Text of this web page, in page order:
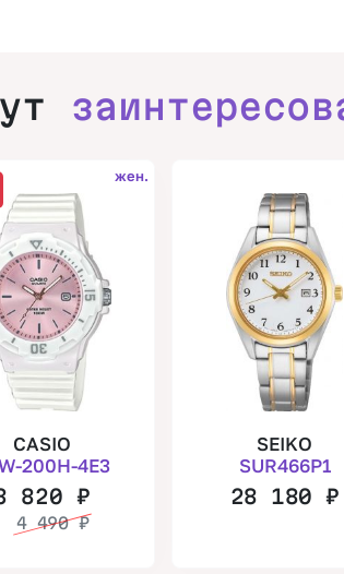
жен.
CASIO
200H-4E3
820 ₽
4 490₽
SEIKO
SUR466P1
28 180₽